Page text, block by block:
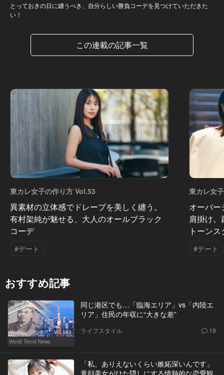
とっておきの日に纏うべき、自分らしい勝負コーデを見つけていただきた
い！
この連載の記事一覧
東カレ女子の作り方 Vol.53
異素材の立体感でドレープを美しく纏う。
有村架純が魅せる、大人のオールブラック
コーデ
#デート
東カレ女
オーバ
肩掛け
トーン
#デート
おすすめ記事
Vol.193
World Trend News
同じ港区でも…「臨海エリア」vs「内陸エ
リア」住民の年収に“大きな差”
ライフスタイル 19
「私、ありえないくらい嫉妬深いんです」
童顔美女がひた隠しにする情熱的な恋愛観